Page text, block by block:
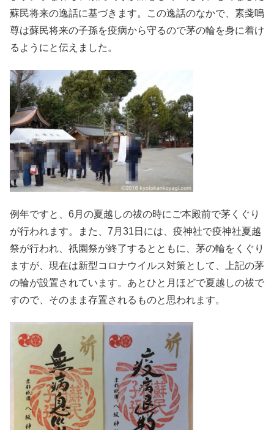
蘇民将来の逸話に基づきます。この逸話のなかで、素戔嗚
尊は蘇民将来の子孫を疫病から守るので茅の輪を身に着け
るようにと伝えました。
例年ですと、6月の夏越しの祓の時にご本殿前で茅くぐり
が行われます。また、7月31日には、疫神社で疫神社夏越
祭が行われ、祇園祭が終了するとともに、茅の輪をくぐり
ますが、現在は新型コロナウイルス対策として、上記の茅
の輪が設置されています。あとひと月ほどで夏越しの祓で
すので、そのまま存置されるものと思われます。